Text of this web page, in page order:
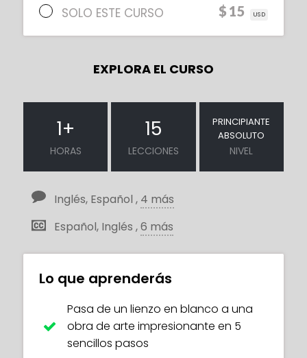
SOLO ESTE CURSO $15 USD
EXPLORA EL CURSO
1+
HORAS
15
LECCIONES
PRINCIPIANTE
ABSOLUTO
NIVEL
Inglés, Español , 4 más
Español, Inglés ,6 más
Lo que aprenderás
Pasa de un lienzo en blanco a una
obra de arte impresionante en 5
sencillos pasos